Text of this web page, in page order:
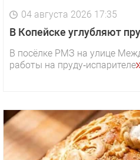
04 августа 2026 17:35
В Копейске углубляют
В посёлке РМЗ на улице
работы на пруду‑испарителе